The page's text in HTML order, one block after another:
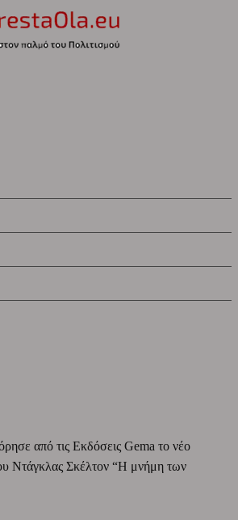
από τις Εκδόσεις Gema το νέο
Ντάγκλας Σκέλτον “Η μνήμη των